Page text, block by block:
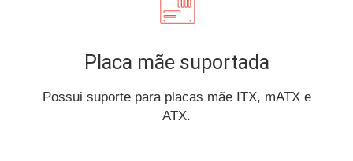
Placa mãe suportada
Possui suporte para placas mãe ITX, mATX e
ATX.